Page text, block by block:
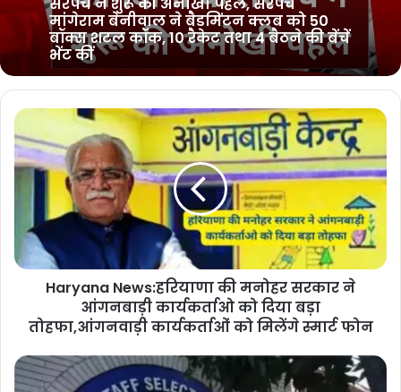
Kagdana News : सिरसा के गांव कागदाना के
सरपंच ने शुरू की अनोखी पहल, सरपंच
मांगेराम बेनीवाल ने बैडमिंटन क्लब को 50
बॉक्स शटल कॉक, 10 रैकेट तथा 4 बैठने की बेंचें
भेंट कीं
Sirsa News : सिरसा के मिठनपुरा गाँव में हुई
अनोखी शादी, श्री हरि सिंह भाम्भू ने अपने बेटे
डॉ. आकाशदीप की बिना दहेज की शादी
Haryana News:हरियाणा की मनोहर सरकार ने
आंगनबाड़ी कार्यकर्ताओ को दिया बड़ा
तोहफा,आंगनवाड़ी कार्यकर्ताओं को मिलेंगे स्मार्ट फोन